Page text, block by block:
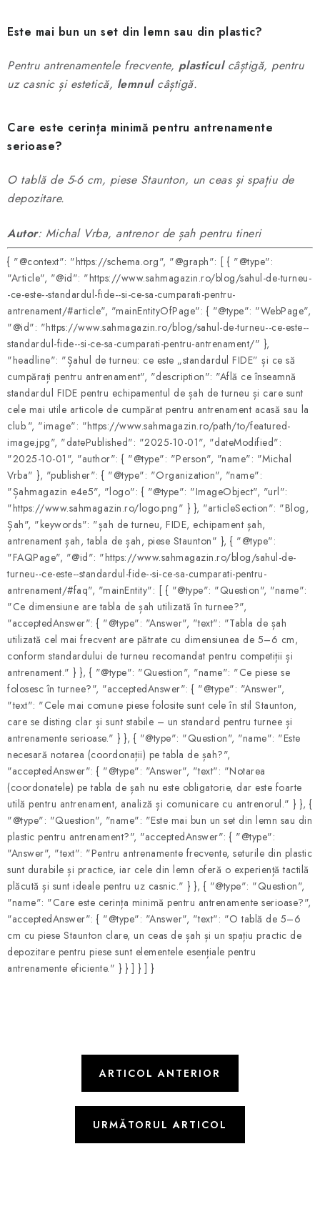
Este mai bun un set din lemn sau din plastic?
Pentru antrenamentele frecvente, plasticulcâștigă, pentru
uz casnic și estetică, lemnulcâștigă.
Care este cerința minimă pentru antrenamente
serioase?
O tablă de 5-6 cm, piese Staunton, un ceas și spațiu de
depozitare.
Autor: Michal Vrba, antrenor de șah pentru tineri
{ "@context": "https://schema.org", "@graph": [ { "@type":
"Article", "@id": "https://www.sahmagazin.ro/blog/sahul-de-turneu-
-ce-este--standardul-fide--si-ce-sa-cumparati-pentru-
antrenament/#article", "mainEntityOfPage": { "@type": "WebPage",
"@id": "https://www.sahmagazin.ro/blog/sahul-de-turneu--ce-este--
standardul-fide--si-ce-sa-cumparati-pentru-antrenament/" },
"headline": "Șahul de turneu: ce este „standardul FIDE” și ce să
cumpărați pentru antrenament", "description": "Află ce înseamnă
standardul FIDE pentru echipamentul de șah de turneu și care sunt
cele mai utile articole de cumpărat pentru antrenament acasă sau la
club.", "image": "https://www.sahmagazin.ro/path/to/featured-
image.jpg", "datePublished": "2025-10-01", "dateModified":
"2025-10-01", "author": { "@type": "Person", "name": "Michal
Vrba" }, "publisher": { "@type": "Organization", "name":
"Șahmagazin e4e5", "logo": { "@type": "ImageObject", "url":
"https://www.sahmagazin.ro/logo.png" } }, "articleSection": "Blog,
Șah", "keywords": "șah de turneu, FIDE, echipament șah,
antrenament șah, tabla de șah, piese Staunton" }, { "@type":
"FAQPage", "@id": "https://www.sahmagazin.ro/blog/sahul-de-
turneu--ce-este--standardul-fide--si-ce-sa-cumparati-pentru-
antrenament/#faq", "mainEntity": [ { "@type": "Question", "name":
"Ce dimensiune are tabla de șah utilizată în turnee?",
"acceptedAnswer": { "@type": "Answer", "text": "Tabla de șah
utilizată cel mai frecvent are pătrate cu dimensiunea de 5–6 cm,
conform standardului de turneu recomandat pentru competiții și
antrenament." } }, { "@type": "Question", "name": "Ce piese se
folosesc în turnee?", "acceptedAnswer": { "@type": "Answer",
"text": "Cele mai comune piese folosite sunt cele în stil Staunton,
care se disting clar și sunt stabile – un standard pentru turnee și
antrenamente serioase." } }, { "@type": "Question", "name": "Este
necesară notarea (coordonații) pe tabla de șah?",
"acceptedAnswer": { "@type": "Answer", "text": "Notarea
(coordonatele) pe tabla de șah nu este obligatorie, dar este foarte
utilă pentru antrenament, analiză și comunicare cu antrenorul." } }, {
"@type": "Question", "name": "Este mai bun un set din lemn sau din
plastic pentru antrenament?", "acceptedAnswer": { "@type":
"Answer", "text": "Pentru antrenamente frecvente, seturile din plastic
sunt durabile și practice, iar cele din lemn oferă o experiență tactilă
plăcută și sunt ideale pentru uz casnic." } }, { "@type": "Question",
"name": "Care este cerința minimă pentru antrenamente serioase?",
"acceptedAnswer": { "@type": "Answer", "text": "O tablă de 5–6
cm cu piese Staunton clare, un ceas de șah și un spațiu practic de
depozitare pentru piese sunt elementele esențiale pentru
antrenamente eficiente." } } ] } ] }
ARTICOL ANTERIOR
URMĂTORUL ARTICOL